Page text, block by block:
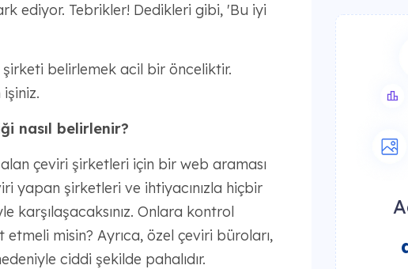
ediyor. Tebrikler! Dedikleri gibi, 'Bu iyi
şirketi belirlemek acil bir önceliktir.
işiniz.
nasıl belirlenir?
çeviri şirketleri için bir web araması
yapan şirketleri ve ihtiyacınızla hiçbir
karşılaşacaksınız. Onlara kontrol
misin? Ayrıca, özel çeviri büroları,
ciddi şekilde pahalıdır.